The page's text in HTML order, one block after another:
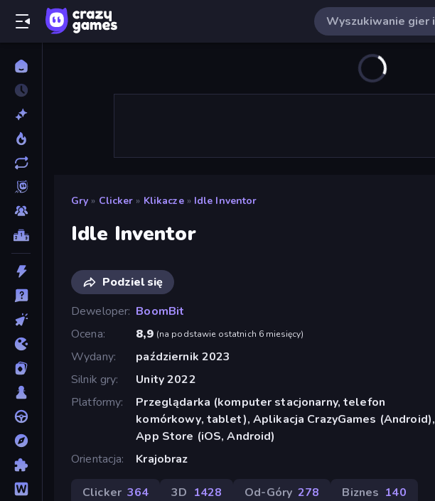
Gry » Clicker » Klikacze » Idle Inventor
Idle Inventor
Podziel się
Deweloper BoomBit
Ocena
8,9 (na podstawie ostatnich 6 miesięcy)
Wydany
październik 2023
Silnik gry
Unity 2022
Platformy
Przeglądarka (komputer stacjonarny, telefon
komórkowy, tablet), Aplikacja CrazyGames (Android),
App Store (iOS, Android)
Orientacja
Krajobraz
Clicker 364 3D 1428 Od-Góry 278 Biznes 140